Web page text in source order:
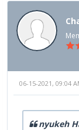
06-15-2021, 09:04
nyukeh